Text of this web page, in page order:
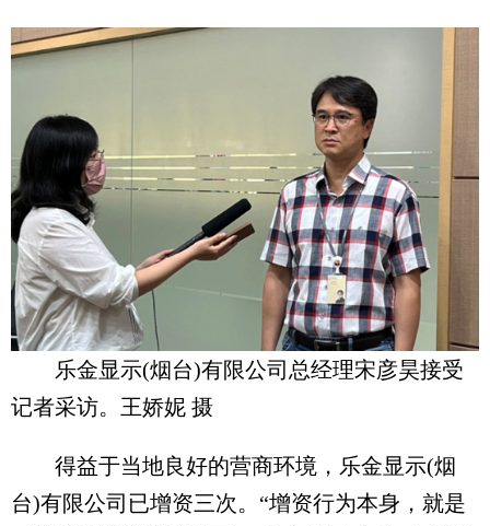
乐金显示(烟台)有限公司总经理宋彦昊接受
记者采访。王娇妮 摄
得益于当地良好的营商环境，乐金显示(烟
台)有限公司已增资三次。“增资行为本身，就是